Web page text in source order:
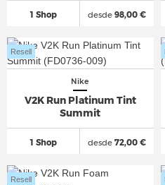
1 Shop desde98,00 €
Nike
V2K Run Platinum Tint
Summit
1 Shop
Resell
desde72,00 €
Resell